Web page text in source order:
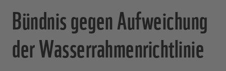
Bündnis gegen Aufweichung
der Wasserrahmenrichtlinie